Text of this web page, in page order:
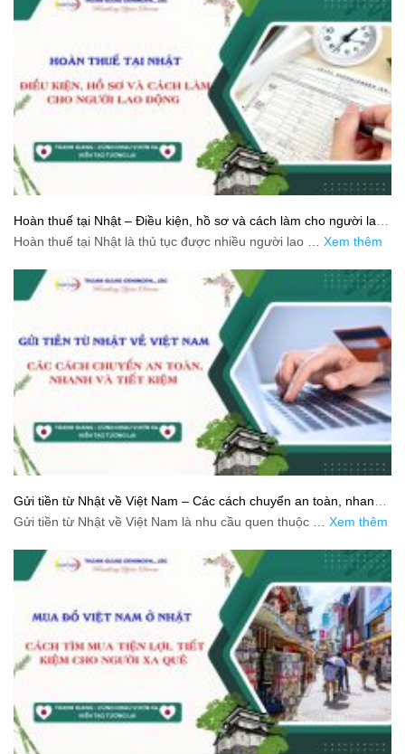
Hoàn thuế tại Nhật – Điều kiện, hồ sơ và cách làm cho người lao
động
Hoàn thuế tại Nhật là thủ tục được nhiều người lao … Xem thêm
Gửi tiền từ Nhật về Việt Nam – Các cách chuyển an toàn, nhanh
và tiết kiệm
Gửi tiền từ Nhật về Việt Nam là nhu cầu quen thuộc … Xem thêm